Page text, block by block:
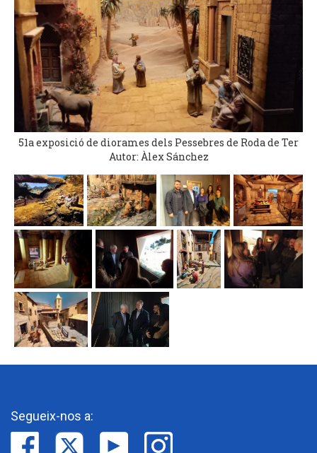
51a exposició de diorames dels Pessebres de Roda de Ter
Autor: Àlex Sánchez
Segueix-nos a: